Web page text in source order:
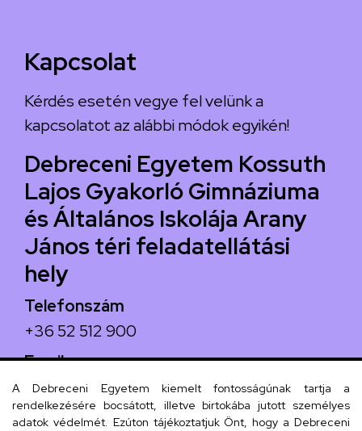
Kapcsolat
Kérdés esetén vegye fel velünk a
kapcsolatot az alábbi módok egyikén!
Debreceni Egyetem Kossuth
Lajos Gyakorló Gimnáziuma
és Általános Iskolája Arany
János téri feladatellátási
hely
Telefonszám
+36 52 512 900
Email
arany.titkarsag@arany-alt.unideb.hu
Cím
A Debreceni Egyetem kiemelt fontosságúnak tartja a
rendelkezésére bocsátott, illetve birtokába jutott személyes
adatok védelmét. Ezúton tájékoztatjuk Önt, hogy a Debreceni